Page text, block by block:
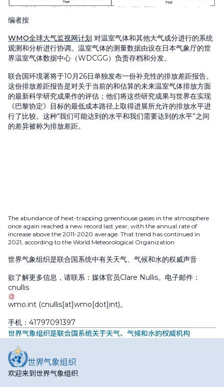
编者按
WMO全球大气监视网计划 对温室气体和其他大气成分进行的系统
观测和分析进行协调。温室气体的测量数据由设在日本气象厅的世
界温室气体数据中心（WDCGG）负责存档和分发。
联合国环境署将于10月26日单独发布一份补充性的排放差距报告。
这份排放差距报告是对关于当前的和估算的未来温室气体排放方面
的最新科学研究成果作的评估；他们将这些研究成果与世界在实现
《巴黎协定》目标的最低成本路径上取得进展所允许的排放水平进
行了比较。这种“我们可能达到的水平和我们需要达到的水平”之间
的差异被称为排放差距。
The abundance of heat-trapping greenhouse gases in the atmosphere
once again reached a new record last year, with the annual rate of
increase above the 2011-2020 average. That trend has continued in
2021, according to the World Meteorological Organization
世界气象组织是联合国系统中有关天气、气候和水的权威声音
欲了解更多信息，请联系：媒体官员Clare Nullis。电子邮件：
cnullis
wmo.int (cnullis[at]wmo[dot]int)。
手机：41797091397
世界气象组织是联合国系统关于天气、气候和水的权威机构
欢迎来到世界气象组织